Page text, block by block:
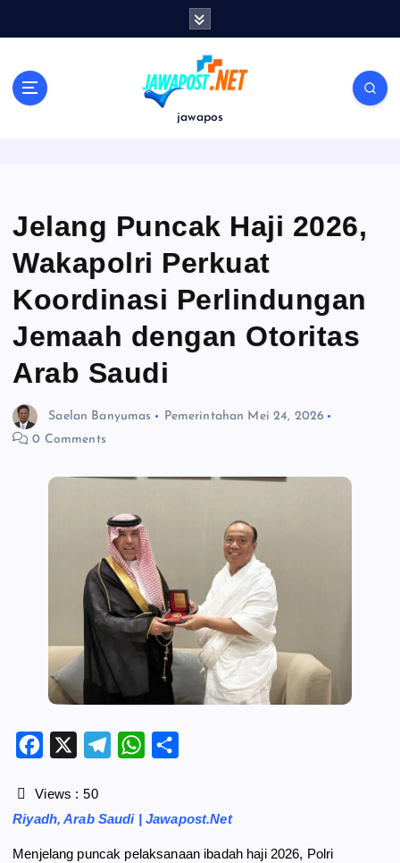
jawapos
Jelang Puncak Haji 2026,
Wakapolri Perkuat
Koordinasi Perlindungan
Jemaah dengan Otoritas
Arab Saudi
Saelan Banyumas Pemerintahan Mei 24, 2026
0 Comments
c
o
r
W
A
Views : 50
Riyadh, Arab Saudi | Jawapost.Net
Menjelang puncak pelaksanaan ibadah haji 2026, Polri